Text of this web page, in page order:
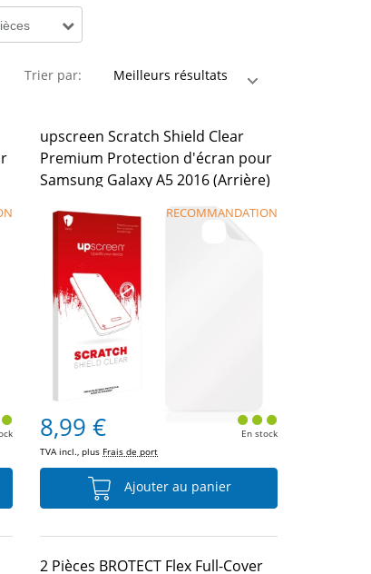
Trier par:
upscreen Scratch Shield Clear
Premium Protection d'écran pour
Samsung Galaxy A5 2016 (Arrière)
RECOMMANDATION
8,99 €
TVA incl., plus Frais de port
En stock
Ajouter au panier
2 Pièces BROTECT Flex Full-Cover